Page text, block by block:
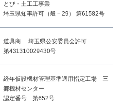
とび・土工工事業
埼玉県知事許可（般－29）
第61582号
道具商
埼玉県公安委員会許可
第431310029430号
経年仮設機材管理基準適用指定工場 三
郷機材センター
認定番号 第652号